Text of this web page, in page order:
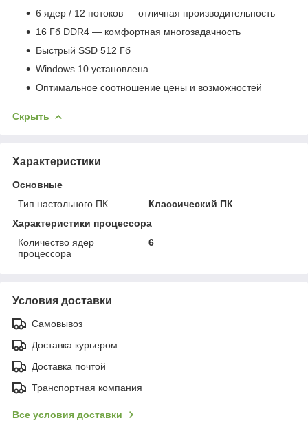
6 ядер / 12 потоков — отличная производительность
16 Гб DDR4 — комфортная многозадачность
Быстрый SSD 512 Гб
Windows 10 установлена
Оптимальное соотношение цены и возможностей
Скрыть
Характеристики
Основные
Тип настольного ПК
Классический ПК
Характеристики процессора
Количество ядер
процессора
6
Условия доставки
Самовывоз
Доставка курьером
Доставка почтой
Транспортная компания
Все условия доставки